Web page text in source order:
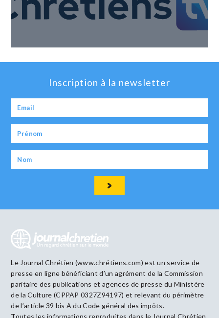
Inscription à la newsletter
Le Journal Chrétien (www.chrétiens.com) est un service de
presse en ligne bénéficiant d’un agrément de la Commission
paritaire des publications et agences de presse du Ministère
de la Culture (CPPAP 0327Z94197) et relevant du périmètre
de l’article 39 bis A du Code général des impôts.